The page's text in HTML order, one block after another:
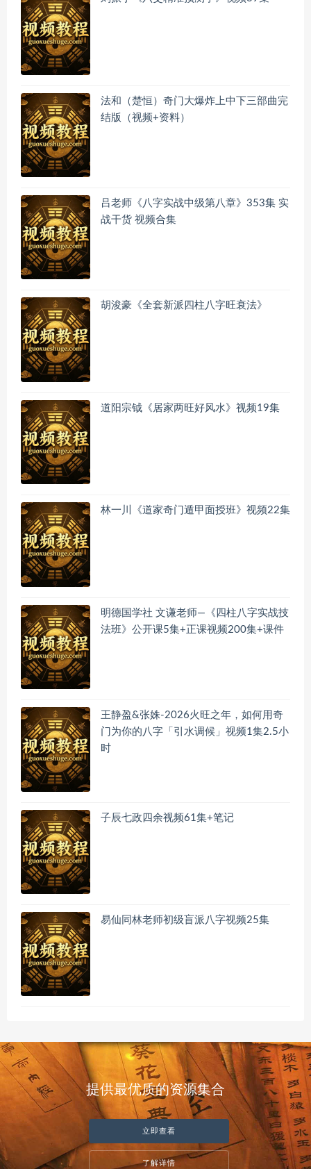
法和（楚恒）奇门大爆炸上中下三部曲完
结版（视频+资料）
吕老师《八字实战中级第八章》353集 实
战干货 视频合集
胡浚豪《全套新派四柱八字旺衰法》
道阳宗钺《居家两旺好风水》视频19集
林一川《道家奇门遁甲面授班》视频22集
明德国学社 文谦老师—《四柱八字实战技
法班》公开课5集+正课视频200集+课件
王静盈&张姝-2026火旺之年，如何用奇
门为你的八字「引水调候」视频1集2.5小
时
子辰七政四余视频61集+笔记
易仙同林老师初级盲派八字视频25集
提供最优质的资源集合
立即查看
了解详情